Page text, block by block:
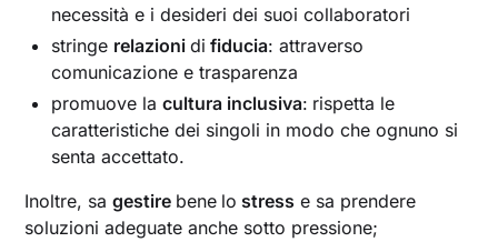
necessità e i desideri dei suoi collaboratori
stringe relazionidi fiducia: attraverso
comunicazione e trasparenza
promuove lacultura inclusiva: rispetta le
caratteristiche dei singoli in modo che ognuno si
senta accettato.
Inoltre, sagestire bene lo stress e sa prendere
soluzioni adeguate anche sotto pressione;